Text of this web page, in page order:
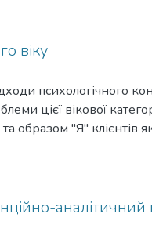
віку
психологічного
цієї вікової
образом "Я" клієнтів
підготовки